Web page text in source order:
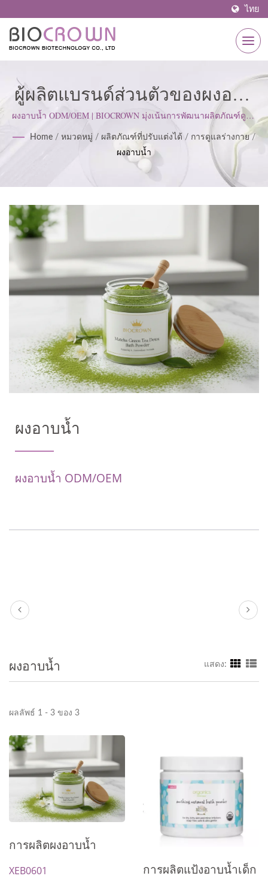
ไทย
ผู้ผลิตแบรนด์ส่วนตัวของผงอาบ
น้ำ | ผู้ผลิตผลิตภัณฑ์ดูแลผิวที่ได้
รับการรับรอง ISO & GMP ตั้งแต่
ปี 1977 | BIOCROWN
ผงอาบน้ำ ODM/OEM | BIOCROWN มุ่งเน้นการพัฒนาผลิตภัณฑ์ดูแล
ผิว เราปฏิบัติตามมาตรฐาน ISO22716 และหลักการผลิตที่ดี (GMP)
โดยยึดมั่นในทัศนคติที่เข้มงวดเพื่อตอบสนองความคาดหวังของลูกค้า.
Home / หมวดหมู่ / ผลิตภัณฑ์ที่ปรับแต่งได้ / การดูแลร่างกาย /
ผงอาบน้ำ
ผงอาบน้ำ
ผงอาบน้ำ ODM/OEM
ผงอาบน้ำ แสดง:
ผลลัพธ์ 1 - 3 ของ 3
การผลิตผงอาบน้ำ
XEB0601 การผลิตแป้งอาบน้ำเด็ก